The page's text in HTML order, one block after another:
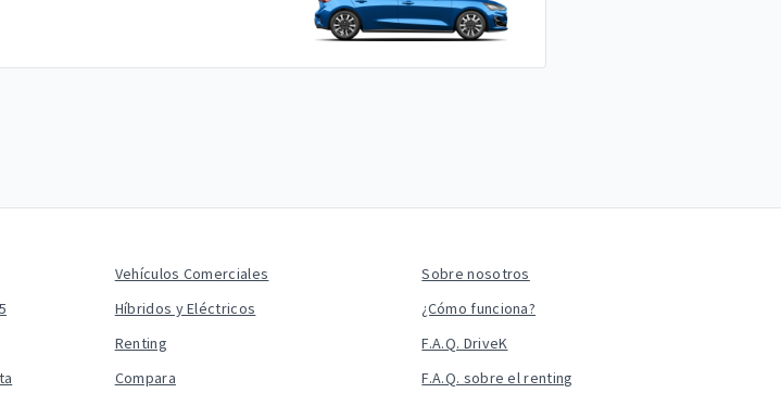
Vehículos Comerciales
Híbridos y Eléctricos
Renting
Compara
Sobre nosotros
¿Cómo funciona?
F.A.Q. DriveK
F.A.Q. sobre el renting